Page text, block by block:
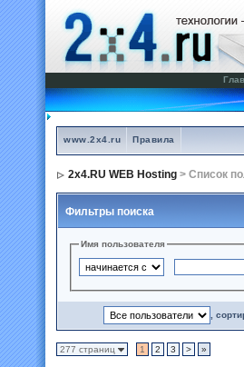
www.2x4.ru Правила
2x4.RU WEB Hosting > Список
Фильтры поиска
Имя пользователя
,
277 страниц 1 2 3 > »